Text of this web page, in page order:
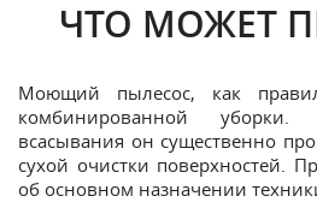
ЧТО МОЖЕТ
Моющий пылесос, как
комбинированной
всасывания он существенно
сухой очистки поверхностей.
об основном назначении